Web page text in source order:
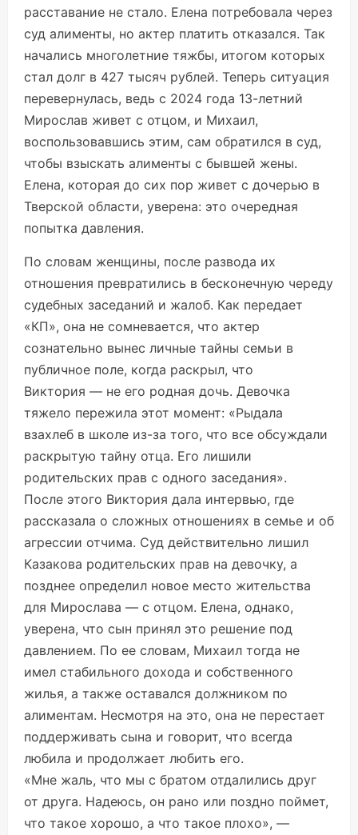
расставание не стало. Елена потребовала через
суд алименты, но актер платить отказался. Так
начались многолетние тяжбы, итогом которых
стал долг в 427 тысяч рублей. Теперь ситуация
перевернулась, ведь с 2024 года 13-летний
Мирослав живет с отцом, и Михаил,
воспользовавшись этим, сам обратился в суд,
чтобы взыскать алименты с бывшей жены.
Елена, которая до сих пор живет с дочерью в
Тверской области, уверена: это очередная
попытка давления.
По словам женщины, после развода их
отношения превратились в бесконечную череду
судебных заседаний и жалоб. Как передает
«КП», она не сомневается, что актер
сознательно вынес личные тайны семьи в
публичное поле, когда раскрыл, что
Виктория — не его родная дочь. Девочка
тяжело пережила этот момент: «Рыдала
взахлеб в школе из-за того, что все обсуждали
раскрытую тайну отца. Его лишили
родительских прав с одного заседания».
После этого Виктория дала интервью, где
рассказала о сложных отношениях в семье и об
агрессии отчима. Суд действительно лишил
Казакова родительских прав на девочку, а
позднее определил новое место жительства
для Мирослава — с отцом. Елена, однако,
уверена, что сын принял это решение под
давлением. По ее словам, Михаил тогда не
имел стабильного дохода и собственного
жилья, а также оставался должником по
алиментам. Несмотря на это, она не перестает
поддерживать сына и говорит, что всегда
любила и продолжает любить его.
«Мне жаль, что мы с братом отдалились друг
от друга. Надеюсь, он рано или поздно поймет,
что такое хорошо, а что такое плохо», —